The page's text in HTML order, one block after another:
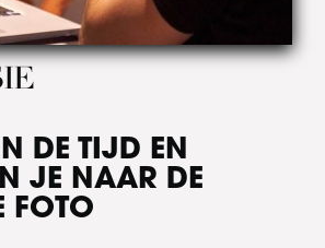
DE TIJD EN
JE NAAR DE
FOTO